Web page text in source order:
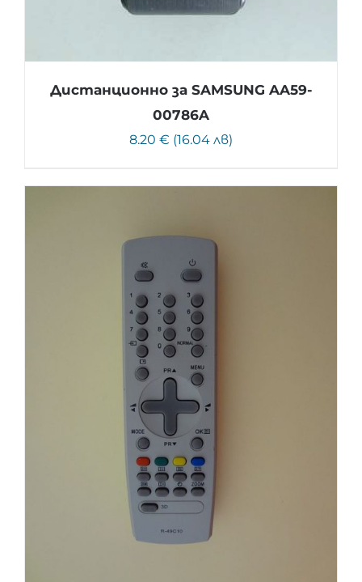
Дистанционно за SAMSUNG AA59-
00786A
8.20 € (16.04 лв)